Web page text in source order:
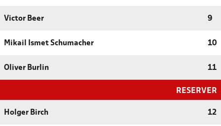
Victor Beer 9
Mikail Ismet Schumacher 10
Oliver Burlin 11
RESERVER
Holger Birch 12